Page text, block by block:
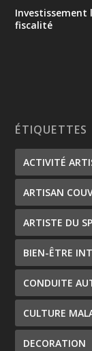
fiscalité
ÉTIQUETTES
ACTIVITÉ
ARTISAN
ARTISTE DU
BIEN-ÊTRE
CONDUITE
CULTURE
DECORATION